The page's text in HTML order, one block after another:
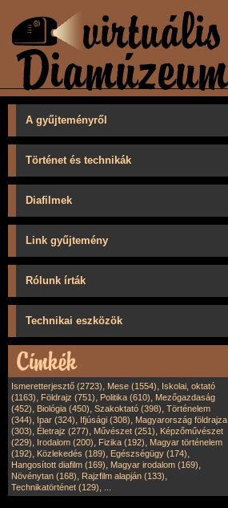
A gyűjteményről
Történet és technikák
Diafilmek
Link gyűjtemény
Rólunk írták
Technikai eszközök
Ismeretterjesztő (2723), Mese (1554), Iskolai, oktató
(1163), Földrajz (751), Politika (610), Mezőgazdaság
(452), Biológia (450), Szakoktató (398), Történelem
(344), Ipar (324), Ifjúsági (308), Magyarország földrajza
(303), Életrajz (277), Művészet (251), Képzőművészet
(229), Irodalom (200), Fizika (192), Magyar történelem
(192), Közlekedés (189), Egészségügy (174),
Hangosított diafilm (169), Magyar irodalom (169),
Növénytan (168), Rajzfilm alapján (133),
Technikatörténet (129),